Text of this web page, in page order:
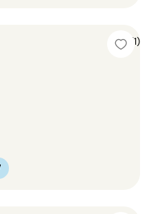
5 (1)